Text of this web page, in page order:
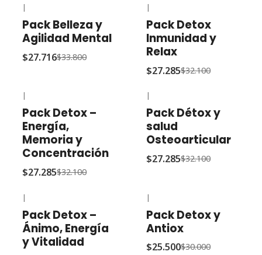
|
Pack Belleza y
Agilidad Mental
$27.716$33.800
|
Pack Detox
Inmunidad y
Relax
$27.285$32.100
|
Pack Detox –
Energía,
Memoria y
Concentración
$27.285$32.100
|
Pack Détox y
salud
Osteoarticular
$27.285$32.100
|
Pack Detox –
Ánimo, Energía
y Vitalidad
|
Pack Detox y
Antiox
$25.500$30.000